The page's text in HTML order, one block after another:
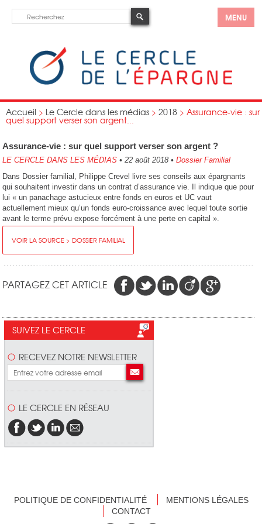
MENU
Accueil > Le Cercle dans les médias > 2018 > Assurance-vie : sur
quel support verser son argent...
Assurance-vie : sur quel support verser son argent ?
LE CERCLE DANS LES MÉDIAS • 22 août 2018• Dossier Familial
Dans Dossier familial, Philippe Crevel livre ses conseils aux épargnants
qui souhaitent investir dans un contrat d’assurance vie. Il indique que pour
lui « un panachage astucieux entre fonds en euros et UC vaut
actuellement mieux qu’un fonds euro-croissance avec lequel toute sortie
avant le terme prévu expose forcément à une perte en capital ».
VOIR LA SOURCE > DOSSIER FAMILIAL
PARTAGEZ CET ARTICLE
SUIVEZ LE CERCLE
RECEVEZ NOTRE NEWSLETTER
LE CERCLE EN RÉSEAU
POLITIQUE DE CONFIDENTIALITÉ
MENTIONS LÉGALES
CONTACT